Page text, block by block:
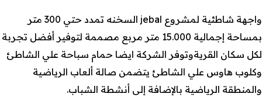
واجهة شاطئية لمشروع jebal السخنه تمدد حتي 300 متر
بمساحة إجمالية 15.000 متر مربع مصممة لتوفير أفضل تجربة
لكل سكان القريةوتوفر الشركة ايضا حمام سباحة علي الشاطئ
وكلوب هاوس علي الشاطئ يتضمن صالة ألعاب الرياضية
والمنطقة الرياضية بالإضافة إلى أنشطة الشباب.